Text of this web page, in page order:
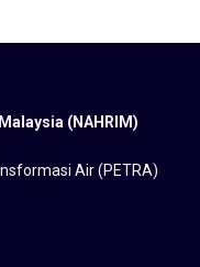
(NAHRIM)
Air (PETRA)